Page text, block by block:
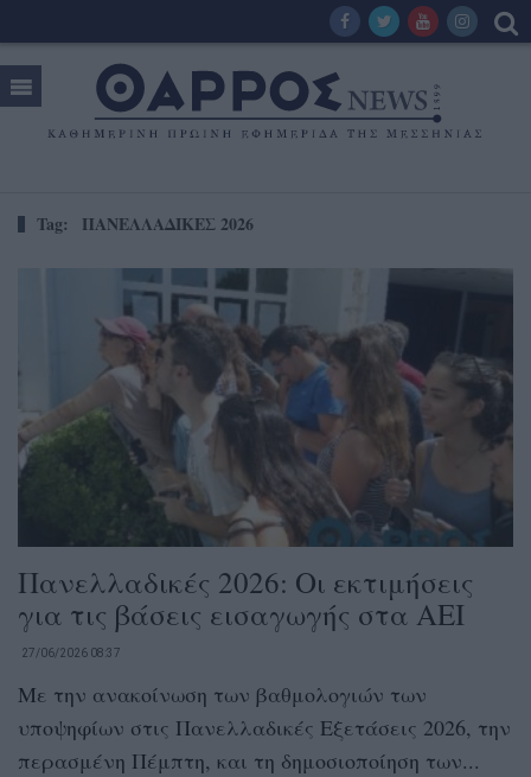
Tag: ΠΑΝΕΛΛΑΔΙΚΕΣ 2026
Πανελλαδικές 2026: Οι εκτιμήσεις
για τις βάσεις εισαγωγής στα ΑΕΙ
27/06/2026 08:37
Με την ανακοίνωση των βαθμολογιών των
υποψηφίων στις Πανελλαδικές Εξετάσεις 2026, την
περασμένη Πέμπτη, και τη δημοσιοποίηση των...